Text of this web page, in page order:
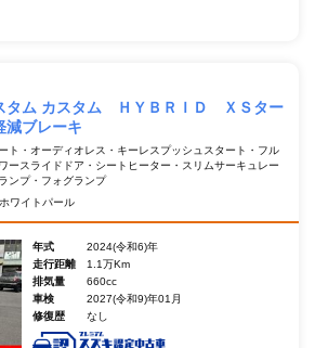
タム カスタム ＨＹＢＲＩＤ ＸＳター
ブレーキ
ト・オーディオレス・キーレスプッシュスタート・フル
ースライドドア・シートヒーター・スリムサーキュレー
ンプ・フォグランプ
ワイトパール
年式
2024(令和6)年
走行距離
1.1万Km
排気量
660cc
車検
2027(令和9)年01月
修復歴
なし